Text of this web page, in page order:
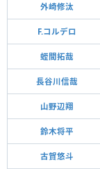
外崎修汰
F.コルデロ
蛭間拓哉
長谷川信哉
山野辺翔
鈴木将平
古賀悠斗